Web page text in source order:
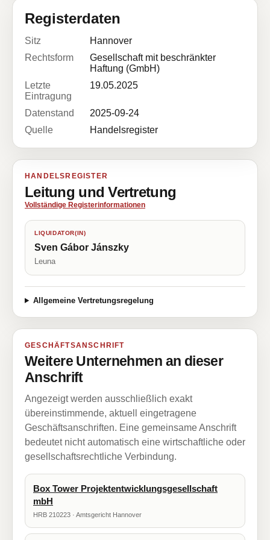
Registerdaten
Sitz
Hannover
Rechtsform
Gesellschaft mit beschränkter
Haftung (GmbH)
Letzte
Eintragung
19.05.2025
Datenstand
2025-09-24
Quelle
Handelsregister
HANDELSREGISTER
Leitung und Vertretung
Vollständige Registerinformationen
LIQUIDATOR(IN)
Sven Gábor Jánszky
Leuna
Allgemeine Vertretungsregelung
GESCHÄFTSANSCHRIFT
Weitere Unternehmen an dieser
Anschrift
Angezeigt werden ausschließlich exakt
übereinstimmende, aktuell eingetragene
Geschäftsanschriften. Eine gemeinsame Anschrift
bedeutet nicht automatisch eine wirtschaftliche oder
gesellschaftsrechtliche Verbindung.
Box Tower Projektentwicklungsgesellschaft
mbH
HRB 210223 · Amtsgericht Hannover